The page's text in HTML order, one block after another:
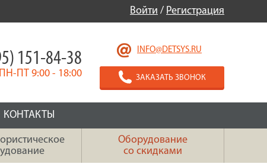
Войти / Регистрация
INFO@DETSYS.RU
ЗАКАЗАТЬ ЗВОНОК
151-84-38
ПН-ПТ 9:00 - 18:00
КОНТАКТЫ
Оборудование
со скидками